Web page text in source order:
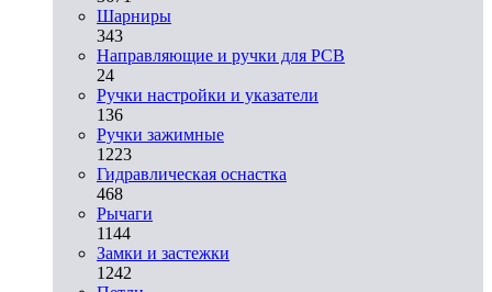
Шарниры
343
Направляющие и ручки для PCB
24
Ручки настройки и указатели
136
Ручки зажимные
1223
Гидравлическая оснастка
468
Рычаги
1144
Замки и застежки
1242